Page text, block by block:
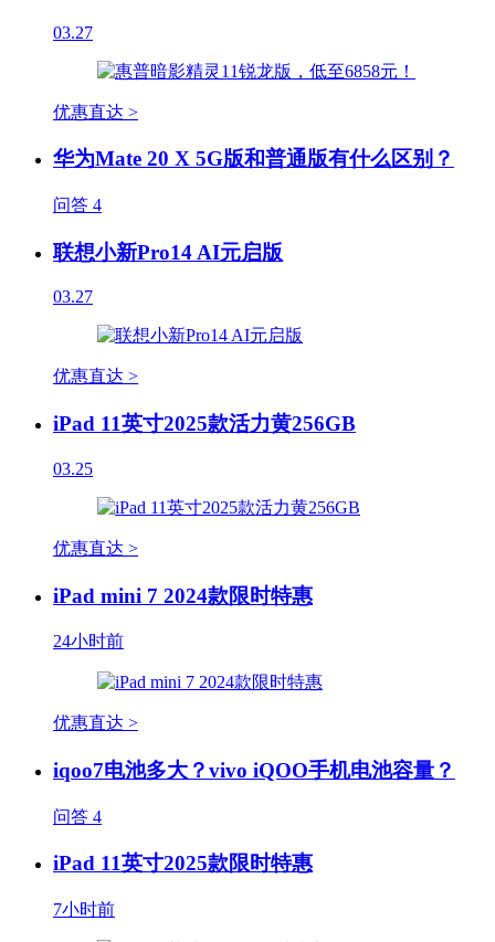
03.27
优惠直达 >
华为Mate 20 X 5G版和普通版有什么区别？
问答 4
联想小新Pro14 AI元启版
03.27
优惠直达 >
iPad 11英寸2025款活力黄256GB
03.25
优惠直达 >
iPad mini 7 2024款限时特惠
24小时前
优惠直达 >
iqoo7电池多大？vivo iQOO手机电池容量？
问答 4
iPad 11英寸2025款限时特惠
7小时前